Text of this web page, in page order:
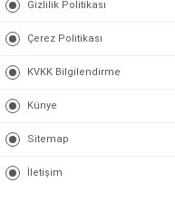
Gizlilik Politikası
Çerez Politikası
KVKK Bilgilendirme
Künye
Sitemap
İletişim